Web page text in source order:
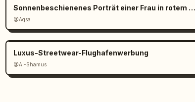
Sonnenbeschienenes Porträt einer Frau in rotem Satin
@Aqsa
Luxus-Streetwear-Flughafenwerbung
@Al-Shamus